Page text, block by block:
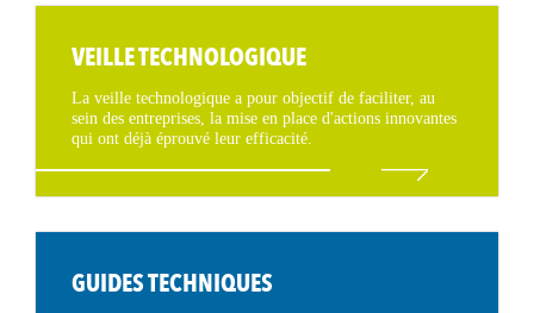
VEILLE TECHNOLOGIQUE
La veille technologique a pour objectif de faciliter, au
sein des entreprises, la mise en place d'actions innovantes
qui ont déjà éprouvé leur efficacité.
GUIDES TECHNIQUES